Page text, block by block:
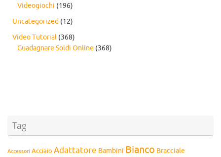
Videogiochi (196)
Uncategorized (12)
Video Tutorial (368)
Guadagnare Soldi Online (368)
Tag
Accessori Acciaio Adattatore Bambini Bianco Bracciale